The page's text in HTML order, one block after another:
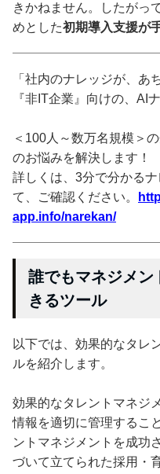
きかねません。したがっ
めとした初期導入支援が
「社内のナレッジが、あ
『非IT企業』向けの、AI
＜100人～数万名規模＞
のお悩みを解決します！
詳しくは、3分で分かる
て、ご確認ください。
app.info/narekan/
誰でもマネジメン
きるツール
以下では、効果的なタレ
ルを紹介します。
効果的なタレントマネジ
情報を適切に管理するこ
ントマネジメントを成功
づいて立てられた採用・